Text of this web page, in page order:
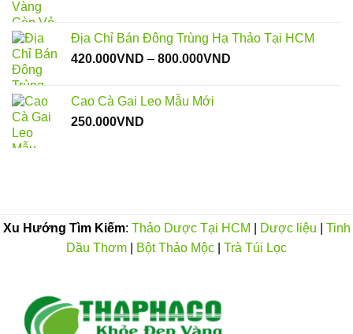
55.000VND
đến
Địa Chỉ Bán Đông Trùng Hạ Thảo Tại HCM
420.000VND – 800.000VND
Cao Cà Gai Leo Mẫu Mới
250.000VND
Xu Hướng Tìm Kiếm: Thảo Dược Tại HCM Dược liệu
Tinh
Dầu Thơm
Bột Thảo Mộc Trà Túi Lọc